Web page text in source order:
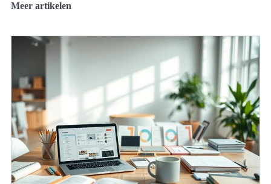
Meer artikelen